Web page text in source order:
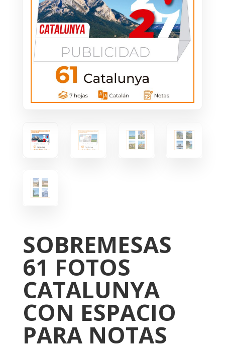
SOBREMESAS
61 FOTOS
CATALUNYA
CON ESPACIO
PARA NOTAS